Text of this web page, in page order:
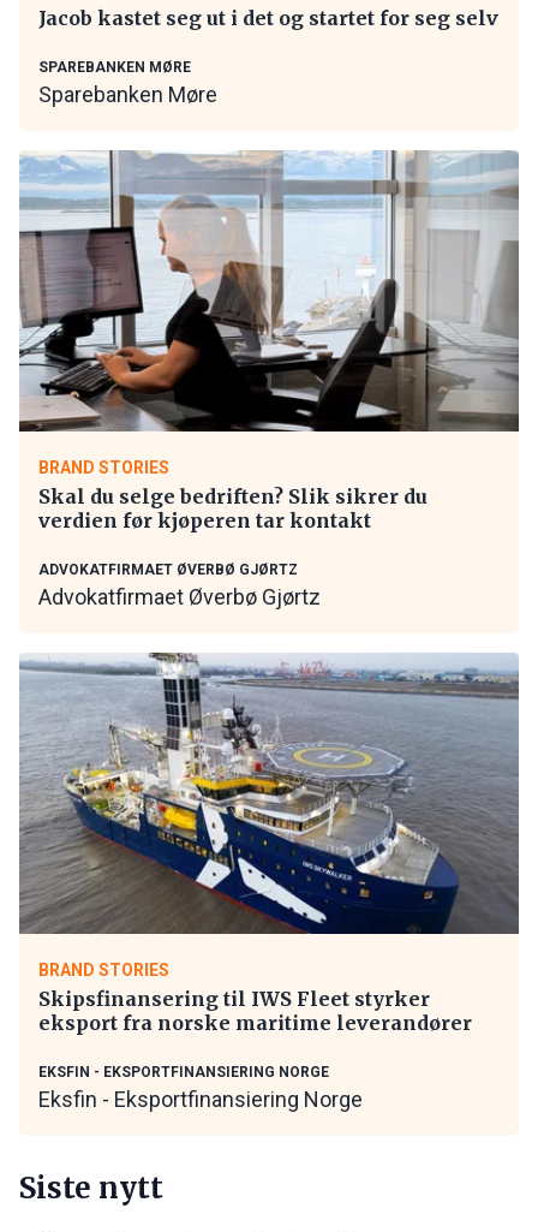
Jacob kastet seg ut i det og startet for seg selv
SPAREBANKEN MØRE
Sparebanken Møre
BRAND STORIES
Skal du selge bedriften? Slik sikrer du
verdien før kjøperen tar kontakt
ADVOKATFIRMAET ØVERBØ GJØRTZ
Advokatfirmaet Øverbø Gjørtz
BRAND STORIES
Skipsfinansering til IWS Fleet styrker
eksport fra norske maritime leverandører
EKSFIN - EKSPORTFINANSIERING NORGE
Eksfin - Eksportfinansiering Norge
Siste nytt